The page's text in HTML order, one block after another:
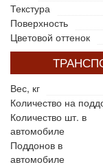
Текстура
Поверхность
Цветовой оттенок
Вес, кг
Количество на
Количество шт. в
автомобиле
Поддонов в
автомобиле